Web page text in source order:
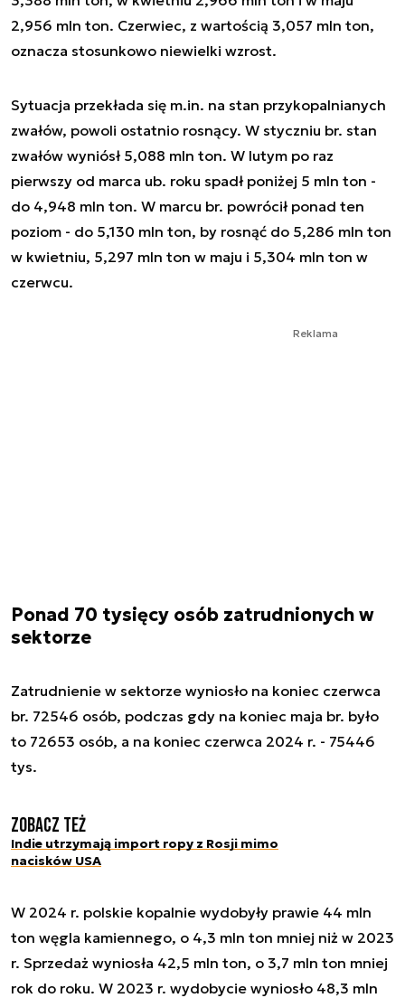
2,956 mln ton. Czerwiec, z wartością 3,057 mln ton,
oznacza stosunkowo niewielki wzrost.
Sytuacja przekłada się m.in. na stan przykopalnianych
zwałów, powoli ostatnio rosnący. W styczniu br. stan
zwałów wyniósł 5,088 mln ton. W lutym po raz
pierwszy od marca ub. roku spadł poniżej 5 mln ton -
do 4,948 mln ton. W marcu br. powrócił ponad ten
poziom - do 5,130 mln ton, by rosnąć do 5,286 mln ton
w kwietniu, 5,297 mln ton w maju i 5,304 mln ton w
czerwcu.
Reklama
Ponad 70 tysięcy osób zatrudnionych w
sektorze
Zatrudnienie w sektorze wyniosło na koniec czerwca
br. 72546 osób, podczas gdy na koniec maja br. było
to 72653 osób, a na koniec czerwca 2024 r. - 75446
tys.
Zobacz też
Indie utrzymają import ropy z Rosji mimo
nacisków USA
W 2024 r. polskie kopalnie wydobyły prawie 44 mln
ton węgla kamiennego, o 4,3 mln ton mniej niż w 2023
r. Sprzedaż wyniosła 42,5 mln ton, o 3,7 mln ton mniej
rok do roku. W 2023 r. wydobycie wyniosło 48,3 mln